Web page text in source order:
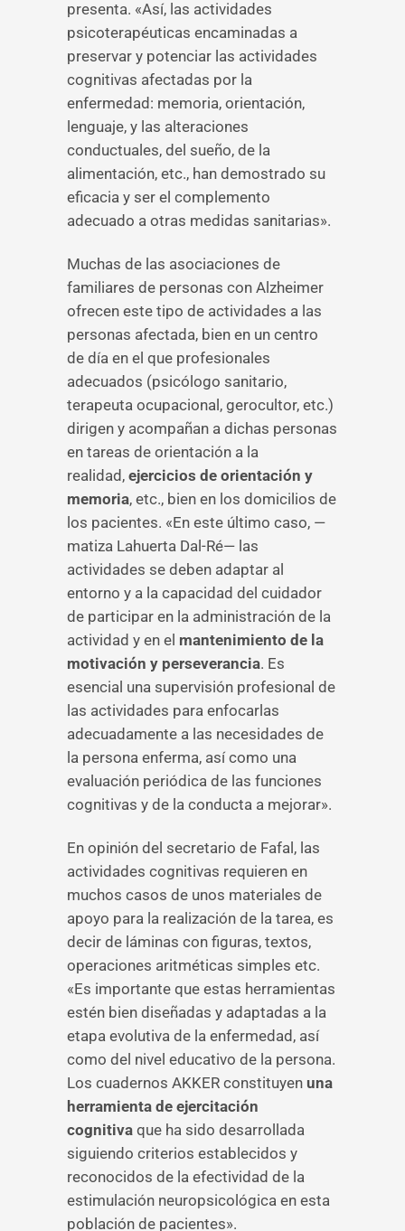
presenta. «Así, las actividades
psicoterapéuticas encaminadas a
preservar y potenciar las actividades
cognitivas afectadas por la
enfermedad: memoria, orientación,
lenguaje, y las alteraciones
conductuales, del sueño, de la
alimentación, etc., han demostrado su
eficacia y ser el complemento
adecuado a otras medidas sanitarias».
Muchas de las asociaciones de
familiares de personas con Alzheimer
ofrecen este tipo de actividades a las
personas afectada, bien en un centro
de día en el que profesionales
adecuados (psicólogo sanitario,
terapeuta ocupacional, gerocultor, etc.)
dirigen y acompañan a dichas personas
en tareas de orientación a la
realidad, ejercicios de orientación y
memoria, etc., bien en los domicilios de
los pacientes. «En este último caso, —
matiza Lahuerta Dal-Ré— las
actividades se deben adaptar al
entorno y a la capacidad del cuidador
de participar en la administración de la
actividad y en el mantenimiento de la
motivación y perseverancia. Es
esencial una supervisión profesional de
las actividades para enfocarlas
adecuadamente a las necesidades de
la persona enferma, así como una
evaluación periódica de las funciones
cognitivas y de la conducta a mejorar».
En opinión del secretario de Fafal, las
actividades cognitivas requieren en
muchos casos de unos materiales de
apoyo para la realización de la tarea, es
decir de láminas con figuras, textos,
operaciones aritméticas simples etc.
«Es importante que estas herramientas
estén bien diseñadas y adaptadas a la
etapa evolutiva de la enfermedad, así
como del nivel educativo de la persona.
Los cuadernos AKKER constituyen una
herramienta de ejercitación
cognitiva que ha sido desarrollada
siguiendo criterios establecidos y
reconocidos de la efectividad de la
estimulación neuropsicológica en esta
población de pacientes».